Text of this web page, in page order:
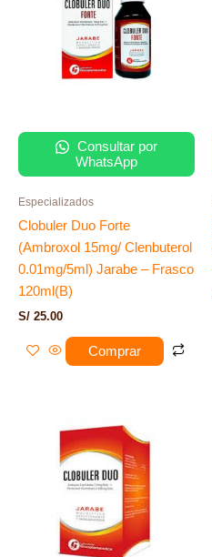
Consultar por
WhatsApp
Especializados
Clobuler Duo Forte
(Ambroxol 15mg/ Clenbuterol
0.01mg/5ml) Jarabe – Frasco
120ml(B)
S/ 25.00
Comprar